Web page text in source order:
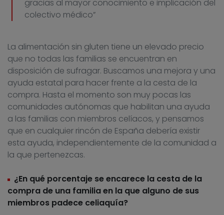
gracias al mayor conocimiento e implicación del
colectivo médico”
La alimentación sin gluten tiene un elevado precio
que no todas las familias se encuentran en
disposición de sufragar. Buscamos una mejora y una
ayuda estatal para hacer frente a la cesta de la
compra. Hasta el momento son muy pocas las
comunidades autónomas que habilitan una ayuda
a las familias con miembros celíacos, y pensamos
que en cualquier rincón de España debería existir
esta ayuda, independientemente de la comunidad a
la que pertenezcas.
¿En qué porcentaje se encarece la cesta de la
compra de una familia en la que alguno de sus
miembros padece celiaquía?